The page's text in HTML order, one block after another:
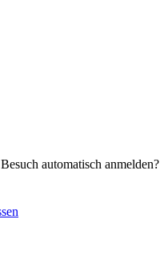
automatisch anmelden?